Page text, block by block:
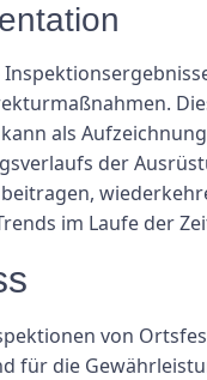
als
der
im Laufe der
von
für die